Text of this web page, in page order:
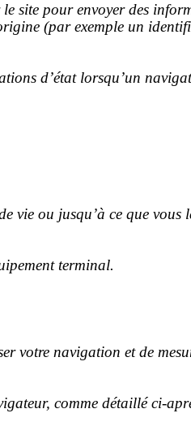
le site pour envoyer des
(par exemple un
d’état lorsqu’un
vie ou jusqu’à ce que vous
terminal.
votre navigation et de
comme détaillé ci-